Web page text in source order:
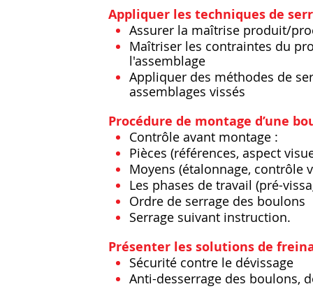
Appliquer les techniques de
Assurer la maîtrise produit/
Maîtriser les contraintes du
l'assemblage
Appliquer des méthodes de
assemblages vissés
Procédure de montage d’une
Contrôle avant montage :
Pièces (références, aspect
Moyens (étalonnage, contrôle
Les phases de travail (pré-
Ordre de serrage des boulons
Serrage suivant instruction.
Présenter les solutions de
Sécurité contre le dévissage
Anti-desserrage des boulons,